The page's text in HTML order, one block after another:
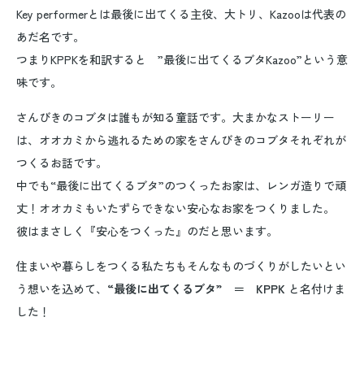
Key performerとは最後に出てくる主役、大トリ、Kazooは代表の
あだ名です。
つまりKPPKを和訳すると ”最後に出てくるブタKazoo”という意
味です。
さんびきのコブタは誰もが知る童話です。大まかなストーリー
は、オオカミから逃れるための家をさんびきのコブタそれぞれが
つくるお話です。
中でも“最後に出てくるブタ”のつくったお家は、レンガ造りで頑
丈！オオカミもいたずらできない安心なお家をつくりました。
彼はまさしく『安心をつくった』のだと思います。
住まいや暮らしをつくる私たちもそんなものづくりがしたいとい
う想いを込めて、 “最後に出てくるブタ” ＝ KPPK と名付けま
した！